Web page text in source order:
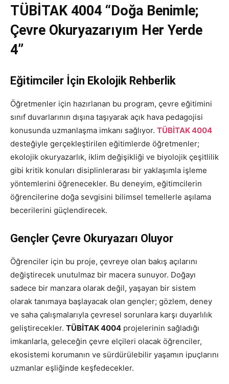
TÜBİTAK 4004 “Doğa Benimle;
Çevre Okuryazarıyım Her Yerde
4”
Eğitimciler İçin Ekolojik Rehberlik
Öğretmenler için hazırlanan bu program, çevre eğitimini
sınıf duvarlarının dışına taşıyarak açık hava pedagojisi
konusunda uzmanlaşma imkanı sağlıyor. TÜBİTAK 4004
desteğiyle gerçekleştirilen eğitimlerde öğretmenler;
ekolojik okuryazarlık, iklim değişikliği ve biyolojik çeşitlilik
gibi kritik konuları disiplinlerarası bir yaklaşımla işleme
yöntemlerini öğrenecekler. Bu deneyim, eğitimcilerin
öğrencilerine doğa sevgisini bilimsel temellerle aşılama
becerilerini güçlendirecek.
Gençler Çevre Okuryazarı Oluyor
Öğrenciler için bu proje, çevreye olan bakış açılarını
değiştirecek unutulmaz bir macera sunuyor. Doğayı
sadece bir manzara olarak değil, yaşayan bir sistem
olarak tanımaya başlayacak olan gençler; gözlem, deney
ve saha çalışmalarıyla çevresel sorunlara karşı duyarlılık
geliştirecekler. TÜBİTAK 4004 projelerinin sağladığı
imkanlarla, geleceğin çevre elçileri olacak öğrenciler,
ekosistemi korumanın ve sürdürülebilir yaşamın ipuçlarını
uzmanlar eşliğinde keşfedecekler.